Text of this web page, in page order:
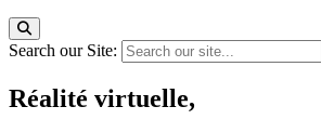
Search our Site:
Réalité virtuelle,